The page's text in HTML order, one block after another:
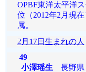
OPBF東洋太平洋
位（2012年2月現
属。
2月17日生まれの人
49
小澤瑶生 長野県